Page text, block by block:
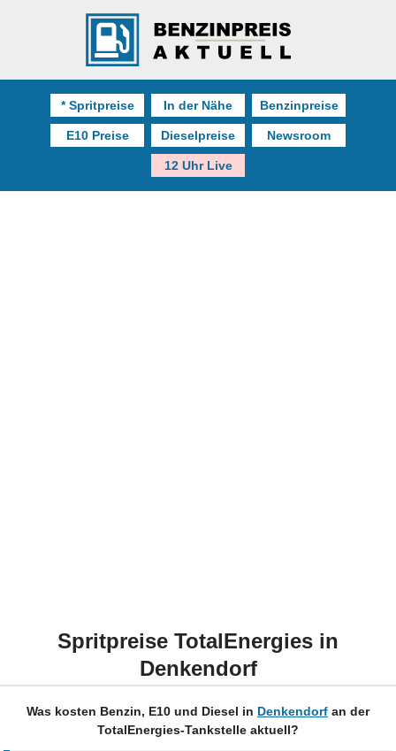
* Spritpreise In der Nähe Benzinpreise
E10 Preise Dieselpreise Newsroom
12 Uhr Live
Spritpreise TotalEnergies in
Denkendorf
Was kosten Benzin, E10 und Diesel in Denkendorf an der
TotalEnergies-Tankstelle aktuell?